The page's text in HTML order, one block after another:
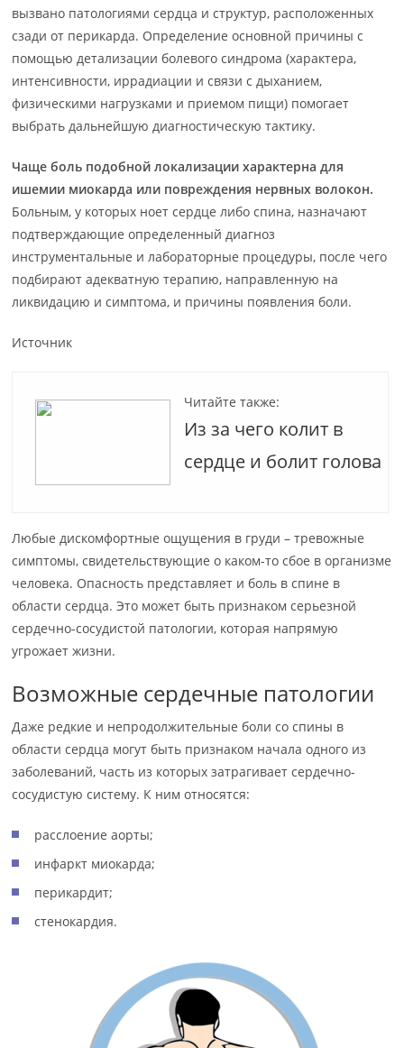
вызвано патологиями сердца и структур, расположенных
сзади от перикарда. Определение основной причины с
помощью детализации болевого синдрома (характера,
интенсивности, иррадиации и связи с дыханием,
физическими нагрузками и приемом пищи) помогает
выбрать дальнейшую диагностическую тактику.
Чаще боль подобной локализации характерна для
ишемии миокарда или повреждения нервных волокон.
Больным, у которых ноет сердце либо спина, назначают
подтверждающие определенный диагноз
инструментальные и лабораторные процедуры, после чего
подбирают адекватную терапию, направленную на
ликвидацию и симптома, и причины появления боли.
Источник
Читайте также:
Из за чего колит в
сердце и болит голова
Любые дискомфортные ощущения в груди – тревожные
симптомы, свидетельствующие о каком-то сбое в организме
человека. Опасность представляет и боль в спине в
области сердца. Это может быть признаком серьезной
сердечно-сосудистой патологии, которая напрямую
угрожает жизни.
Возможные сердечные патологии
Даже редкие и непродолжительные боли со спины в
области сердца могут быть признаком начала одного из
заболеваний, часть из которых затрагивает сердечно-
сосудистую систему. К ним относятся:
расслоение аорты;
инфаркт миокарда;
перикардит;
стенокардия.